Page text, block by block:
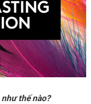
thế nào?